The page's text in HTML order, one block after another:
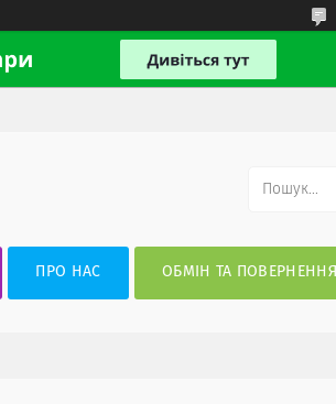
ПРО НАС ОБМІН ТА ПОВЕРНЕННЯ